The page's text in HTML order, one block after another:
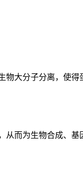
物大分子分离，使
从而为生物合成、